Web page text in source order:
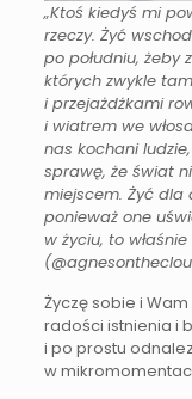
„Ktoś kiedyś mi
rzeczy. Żyć
po południu, żeby
których zwykle
i przejażdżkami
i wiatrem we
nas kochani
sprawę, że świat
miejscem. Żyć dla
ponieważ one
w życiu, to
Życzę sobie i
radości istnienia i
i po prostu
w